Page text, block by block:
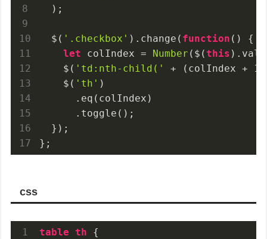
  );
  $(
'.checkbox' ).change( function ( ) {
let colIndex = Number ($(this
    $(
'td:nth-child(' + (colIndex + 1
    $(
'th' )
      .eq(colIndex)
  }
}
css
table th
{